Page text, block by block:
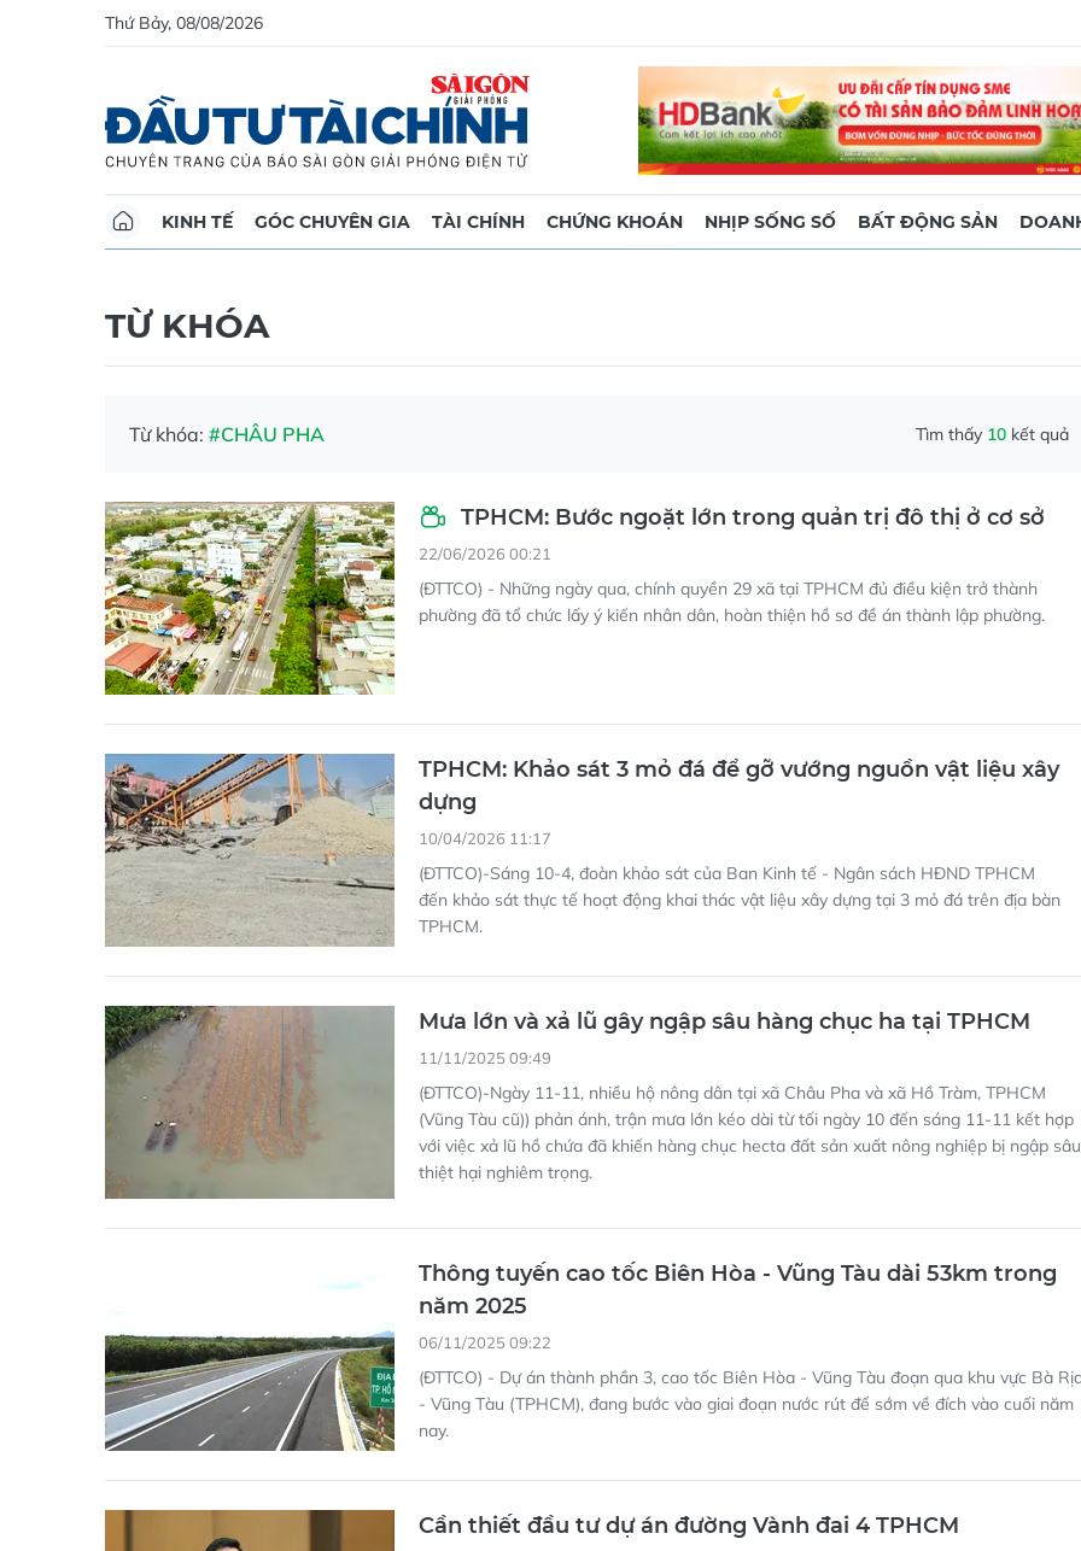
Thứ Bảy, 08/08/2026
KINH TẾ GÓC CHUYÊN GIA TÀI CHÍNH CHỨNG KHOÁN NHỊP SỐNG SỐ BẤT ĐỘNG SẢN
TỪ KHÓA
Từ khóa: #CHÂU PHA Tìm thấy 10 kết quả
TPHCM: Bước ngoặt lớn trong quản trị đô thị ở cơ sở
22/06/2026 00:21
(ĐTTCO) - Những ngày qua, chính quyền 29 xã tại TPHCM đủ điều kiện trở thành
phường đã tổ chức lấy ý kiến nhân dân, hoàn thiện hồ sơ đề án thành lập phường.
TPHCM: Khảo sát 3 mỏ đá để gỡ vướng nguồn vật liệu xây
dựng
10/04/2026 11:17
(ĐTTCO)-Sáng 10-4, đoàn khảo sát của Ban Kinh tế - Ngân sách HĐND TPHCM
đến khảo sát thực tế hoạt động khai thác vật liệu xây dựng tại 3 mỏ đá trên địa bàn
TPHCM.
Mưa lớn và xả lũ gây ngập sâu hàng chục ha tại TPHCM
11/11/2025 09:49
(ĐTTCO)-Ngày 11-11, nhiều hộ nông dân tại xã Châu Pha và xã Hồ Tràm, TPHCM
(Vũng Tàu cũ)) phản ánh, trận mưa lớn kéo dài từ tối ngày 10 đến sáng 11-11 kết hợp
với việc xả lũ hồ chứa đã khiến hàng chục hecta đất sản xuất nông nghiệp bị ngập
thiệt hại nghiêm trọng.
Thông tuyến cao tốc Biên Hòa - Vũng Tàu dài 53km trong
năm 2025
06/11/2025 09:22
(ĐTTCO) - Dự án thành phần 3, cao tốc Biên Hòa - Vũng Tàu đoạn qua khu vực Bà
- Vũng Tàu (TPHCM), đang bước vào giai đoạn nước rút để sớm về đích vào cuối năm
nay.
Cần thiết đầu tư dự án đường Vành đai 4 TPHCM